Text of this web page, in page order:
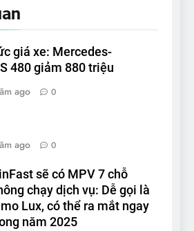
giá xe: Mercedes-
480 giảm 880 triệu
ago 0
ago 0
sẽ có MPV 7 chỗ
chạy dịch vụ: Dễ gọi là
Lux, có thể ra mắt ngay
năm 2025